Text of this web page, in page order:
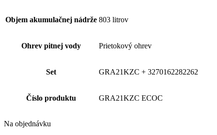
Objem akumulačnej nádrže 803 litrov
Ohrev pitnej vody Prietokový ohrev
Set GRA21KZC + 3270162282262
Číslo produktu GRA21KZC ECOC
Na objednávku